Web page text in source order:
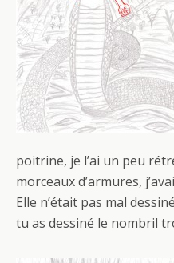
poitrine, je l’ai un peu
morceaux d’armures,
Elle n’était pas mal
tu as dessiné le nombril